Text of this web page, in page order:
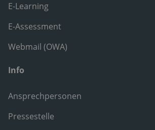
E-Learning
E-Assessment
Webmail (OWA)
Info
Ansprechpersonen
Pressestelle